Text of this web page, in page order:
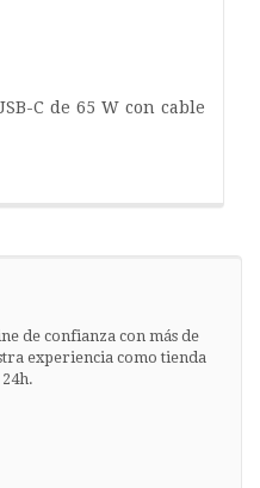
C de 65 W con cable
de confianza con más de
experiencia como tienda